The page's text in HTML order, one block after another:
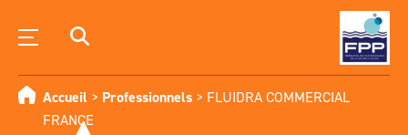
Accueil > Professionnels > FLUIDRA COMMERCIAL
FRANCE